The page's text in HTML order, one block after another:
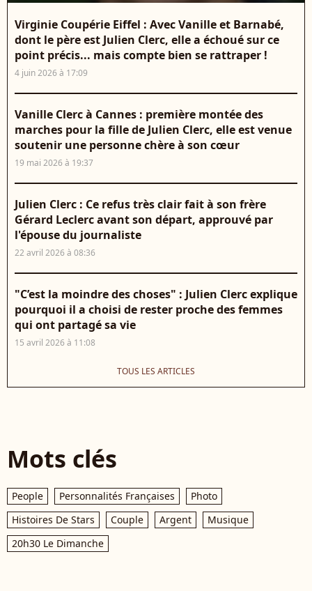
Virginie Coupérie Eiffel : Avec Vanille et Barnabé,
dont le père est Julien Clerc, elle a échoué sur ce
point précis... mais compte bien se rattraper !
4 juin 2026 à 17:09
Vanille Clerc à Cannes : première montée des
marches pour la fille de Julien Clerc, elle est venue
soutenir une personne chère à son cœur
19 mai 2026 à 19:37
Julien Clerc : Ce refus très clair fait à son frère
Gérard Leclerc avant son départ, approuvé par
l'épouse du journaliste
22 avril 2026 à 08:36
"C’est la moindre des choses" : Julien Clerc explique
pourquoi il a choisi de rester proche des femmes
qui ont partagé sa vie
15 avril 2026 à 11:08
TOUS LES ARTICLES
Mots clés
People Personnalités Françaises
Photo
Histoires De Stars
Couple Argent
Musique
20h30 Le Dimanche